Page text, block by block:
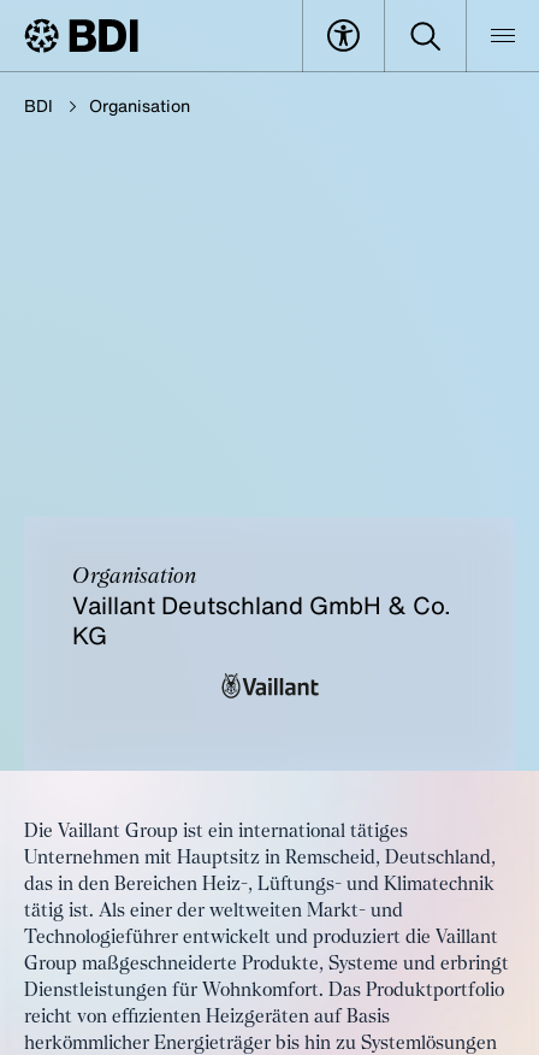
BDI Organisation
Organisation
Vaillant Deutschland GmbH & Co.
KG
Die Vaillant Group ist ein international tätiges
Unternehmen mit Hauptsitz in Remscheid, Deutschland,
das in den Bereichen Heiz-, Lüftungs- und Klimatechnik
tätig ist. Als einer der weltweiten Markt- und
Technologieführer entwickelt und produziert die Vaillant
Group maßgeschneiderte Produkte, Systeme und erbringt
Dienstleistungen für Wohnkomfort. Das Produktportfolio
reicht von effizienten Heizgeräten auf Basis
herkömmlicher Energieträger bis hin zu Systemlösungen